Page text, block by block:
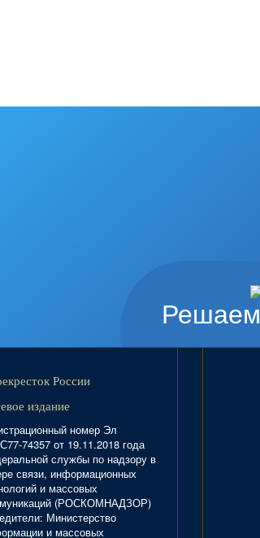
России
издание
номер Эл
74357 от 19.11.2018 года
службы по надзору в
связи, информационных
и массовых
(РОСКОМНАДЗОР)
Министерство
и массовых